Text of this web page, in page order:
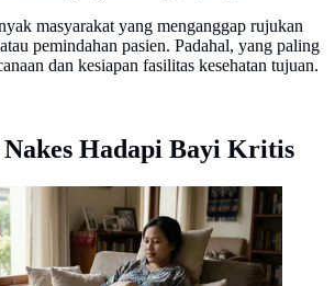
masyarakat yang menganggap rujukan
pemindahan pasien. Padahal, yang paling
dan kesiapan fasilitas kesehatan tujuan.
Hadapi Bayi Kritis
soroti dampak kehamilan remaja
bisa berujung perawatan intensif
Gemini)